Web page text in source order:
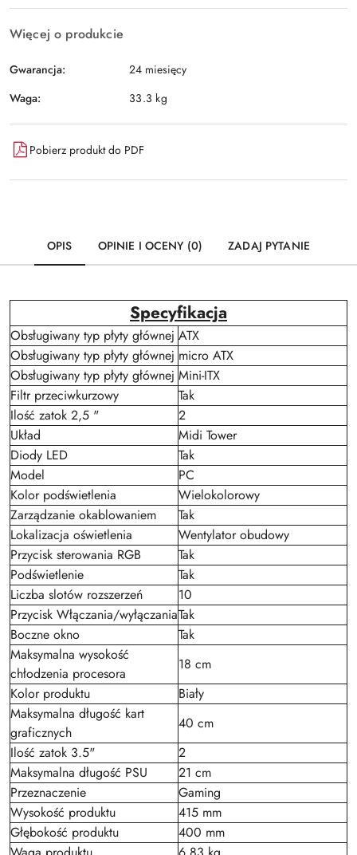
Więcej o produkcie
Gwarancja:
24 miesięcy
Waga:
33.3 kg
Pobierz produkt do PDF
OPIS OPINIE I OCENY (0) ZADAJ PYTANIE
Specyfikacja
Obsługiwany typ płyty głównej ATX
Obsługiwany typ płyty głównej micro ATX
Obsługiwany typ płyty głównej Mini-ITX
Filtr przeciwkurzowy
Tak
Ilość zatok 2,5 "
2
Układ
Midi Tower
Diody LED
Tak
Model
PC
Kolor podświetlenia
Wielokolorowy
Zarządzanie okablowaniem
Tak
Lokalizacja oświetlenia
Wentylator obudowy
Przycisk sterowania RGB
Tak
Podświetlenie
Tak
Liczba slotów rozszerzeń
10
Przycisk Włączania/wyłączaniaTak
Boczne okno
Tak
Maksymalna wysokość
chłodzenia procesora
18 cm
Kolor produktu
Biały
Maksymalna długość kart
graficznych
40 cm
Ilość zatok 3.5"
2
Maksymalna długość PSU
21 cm
Przeznaczenie
Gaming
Wysokość produktu
415 mm
Głębokość produktu
400 mm